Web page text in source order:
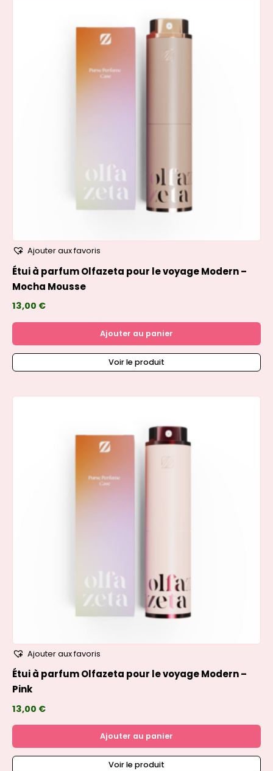
Ajouter aux favoris
Étui à parfum Olfazeta pour le voyage Modern –
Mocha Mousse
13,00 €
Ajouter au panier
Voir le produit
Ajouter aux favoris
Étui à parfum Olfazeta pour le voyage Modern –
Pink
13,00 €
Ajouter au panier
Voir le produit